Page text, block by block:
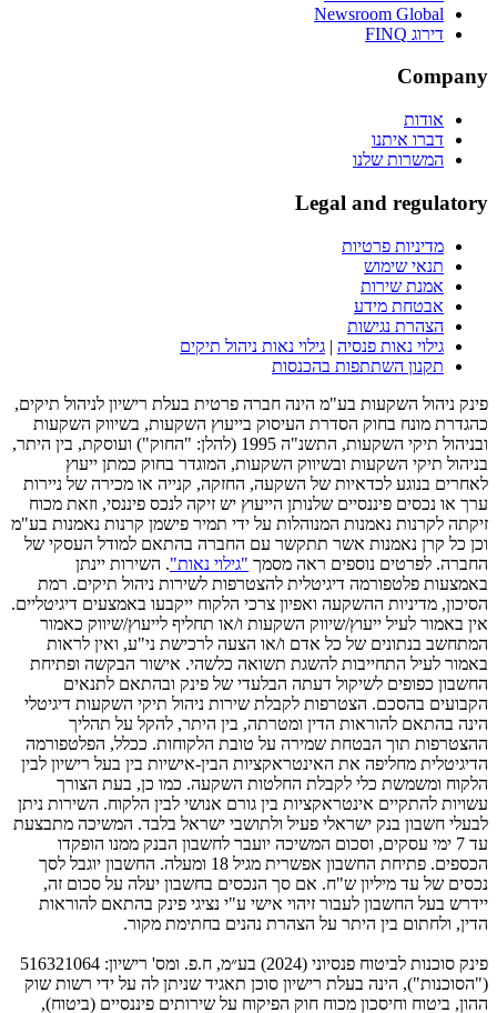
Newsroom Global
דירוג FINQ
Company
אודות
דברו איתנו
המשרות שלנו
Legal and regulatory
מדיניות פרטיות
תנאי שימוש
אמנת שירות
אבטחת מידע
הצהרת נגישות
גילוי נאות פנסיה | גילוי נאות ניהול תיקים
תקנון השתתפות בהכנסות
פינק ניהול השקעות בע"מ הינה חברה פרטית בעלת רישיון לניהול תיקים,
כהגדרת מונח בחוק הסדרת העיסוק בייעוץ השקעות, בשיווק השקעות
ובניהול תיקי השקעות, התשנ"ה 1995 (להלן: "החוק") ועוסקת, בין היתר,
בניהול תיקי השקעות ובשיווק השקעות, המוגדר בחוק כמתן ייעוץ
לאחרים בנוגע לכדאיות של השקעה, החזקה, קנייה או מכירה של ניירות
ערך או נכסים פיננסיים שלנותן הייעוץ יש זיקה לנכס פיננסי, וזאת מכוח
זיקתה לקרנות נאמנות המנוהלות על ידי תמיר פישמן קרנות נאמנות בע"מ
וכן כל קרן נאמנות אשר תתקשר עם החברה בהתאם למודל העסקי של
החברה. לפרטים נוספים ראה מסמך "גילוי נאות". השירות יינתן
באמצעות פלטפורמה דיגיטלית להצטרפות לשירות ניהול תיקים. רמת
הסיכון, מדיניות ההשקעה ואפיון צרכי הלקוח ייקבעו באמצעים דיגיטליים.
אין באמור לעיל ייעוץ/שיווק השקעות ו/או תחליף לייעוץ/שיווק כאמור
המתחשב בנתונים של כל אדם ו/או הצעה לרכישת ני"ע, ואין לראות
באמור לעיל התחייבות להשגת תשואה כלשהי. אישור הבקשה ופתיחת
החשבון כפופים לשיקול דעתה הבלעדי של פינק ובהתאם לתנאים
הקבועים בהסכם. הצטרפות לקבלת שירות ניהול תיקי השקעות דיגיטלי
הינה בהתאם להוראות הדין ומטרתה, בין היתר, להקל על תהליך
ההצטרפות תוך הבטחת שמירה על טובת הלקוחות. ככלל, הפלטפורמה
הדיגיטלית מחליפה את האינטראקציות הבין-אישיות בין בעל רישיון לבין
הלקוח ומשמשת כלי לקבלת החלטות השקעה. כמו כן, בעת הצורך
עשויות להתקיים אינטראקציות בין גורם אנושי לבין הלקוח. השירות ניתן
לבעלי חשבון בנק ישראלי פעיל ולתושבי ישראל בלבד. המשיכה מתבצעת
עד 7 ימי עסקים, וסכום המשיכה יועבר לחשבון הבנק ממנו הופקדו
הכספים. פתיחת החשבון אפשרית מגיל 18 ומעלה. החשבון יוגבל לסך
נכסים של עד מיליון ש"ח. אם סך הנכסים בחשבון יעלה על סכום זה,
יידרש בעל החשבון לעבור זיהוי אישי ע"י נציגי פינק בהתאם להוראות
הדין, ולחתום בין היתר על הצהרת נהנים בחתימת מקור.
פינק סוכנות לביטוח פנסיוני (2024) בע״מ, ח.פ. ומס' רישיון: 516321064
("הסוכנות"), הינה בעלת רישיון סוכן תאגיד שניתן לה על ידי רשות שוק
ההון, ביטוח וחיסכון מכוח חוק הפיקוח על שירותים פיננסיים (ביטוח),